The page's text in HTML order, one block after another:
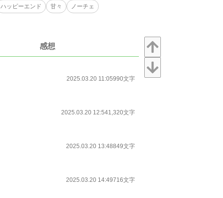
ハッピーエンド 甘々 ノーチェ
感想
2025.03.20 11:05990文字
2025.03.20 12:541,320文字
2025.03.20 13:48849文字
2025.03.20 14:49716文字